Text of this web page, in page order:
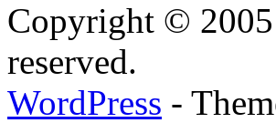
Copyright ©
reserved.
WordPress -